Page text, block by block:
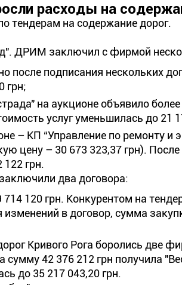
расходы на
тендерам на содержание дорог.
ДРИМ заключил с фирмой
после подписания нескольких
грн;
на аукционе объявило
услуг уменьшилась до 21
– КП “Управление по ремонту и
цену – 30 673 323,37 грн).
грн.
два договора:
120 грн. Конкурентом на
в договор, сумма
Кривого Рога боролись две
42 376 212 грн получила
до 35 217 043,20 грн.